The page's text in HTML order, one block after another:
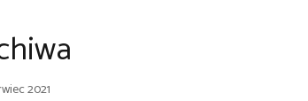
2021